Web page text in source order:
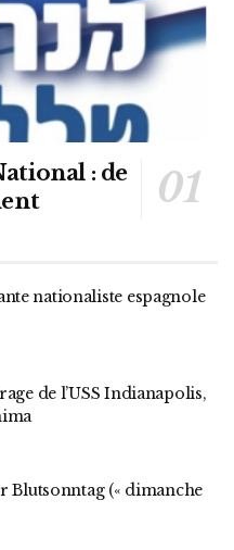
: de
nationaliste espagnole
de l’USS Indianapolis,
Blutsonntag (« dimanche